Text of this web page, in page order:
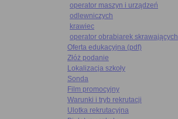
operator maszyn i urządzeń
odlewniczych
krawiec
operator obrabiarek skrawających
Oferta edukacyjna (pdf)
Złóż podanie
Lokalizacja szkoły
Sonda
Film promocyjny
Warunki i tryb rekrutacji
Ulotka rekrutacyjna